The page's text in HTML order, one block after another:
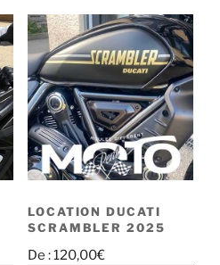
LOCATION DUCATI
SCRAMBLER 2025
De :120,00€